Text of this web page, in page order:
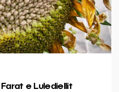
e Lulediellit